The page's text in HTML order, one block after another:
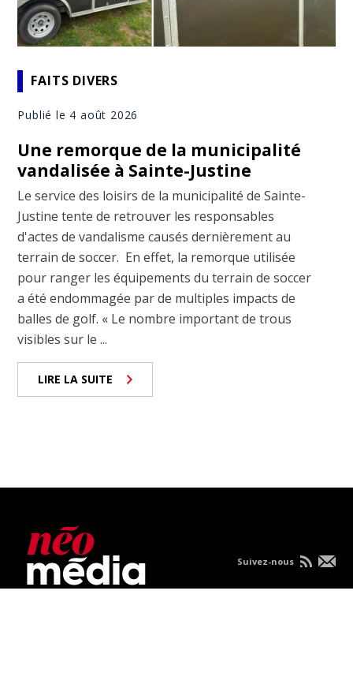
FAITS DIVERS
Publié le 4 août 2026
Une remorque de la municipalité
vandalisée à Sainte-Justine
Le service des loisirs de la municipalité de Sainte-
Justine tente de retrouver les responsables
d'actes de vandalisme causés dernièrement au
terrain de soccer. En effet, la remorque utilisée
pour ranger les équipements du terrain de soccer
a été endommagée par de multiples impacts de
balles de golf. « Le nombre important de trous
visibles sur le ...
LIRE LA SUITE
Suivez-nous